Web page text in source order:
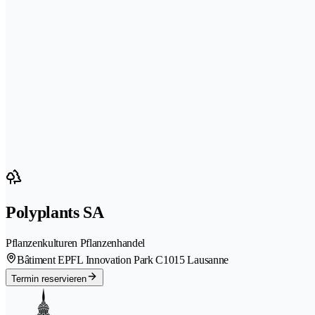
Polyplants SA
Pflanzenkulturen Pflanzenhandel
Bâtiment EPFL Innovation Park C1015 Lausanne
Termin reservieren